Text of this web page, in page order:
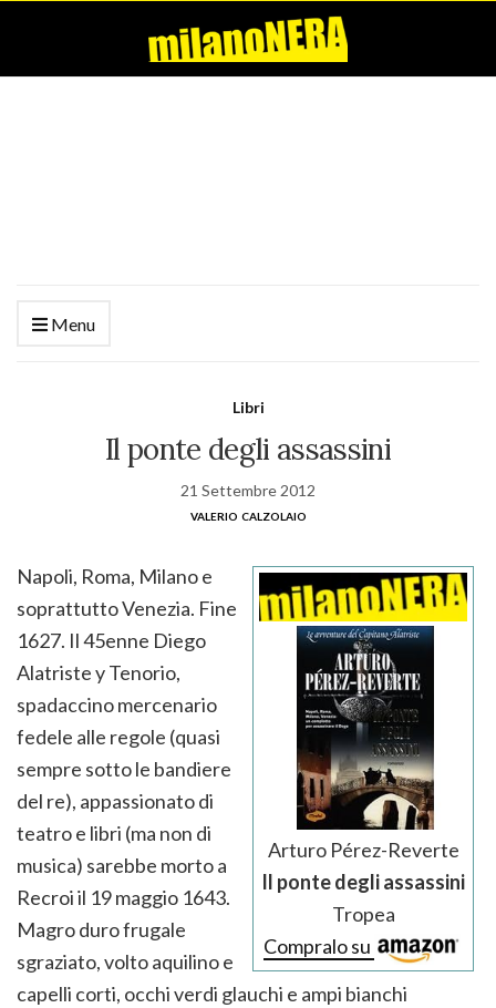
Menu
Libri
Il ponte degli assassini
21 Settembre 2012
valerio calzolaio
Arturo Pérez-Reverte
Il ponte degli assassini
Tropea
Compralo su
Napoli, Roma, Milano e
soprattutto Venezia. Fine
1627. Il 45enne Diego
Alatriste y Tenorio,
spadaccino mercenario
fedele alle regole (quasi
sempre sotto le bandiere
del re), appassionato di
teatro e libri (ma non di
musica) sarebbe morto a
Recroi il 19 maggio 1643.
Magro duro frugale
sgraziato, volto aquilino e
capelli corti, occhi verdi glauchi e ampi bianchi